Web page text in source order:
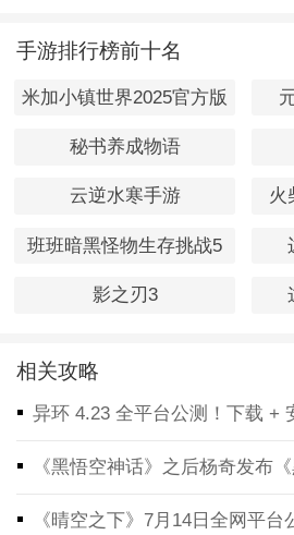
手游排行榜前十名
米加小镇世界2025官方版
秘书养成物语
云逆水寒手游 火
班班暗黑怪物生存挑战5
影之刃3
相关攻略
异环 4.23 全平台公测！下载 +
《黑悟空神话》之后杨奇发布
《晴空之下》7月14日全网平